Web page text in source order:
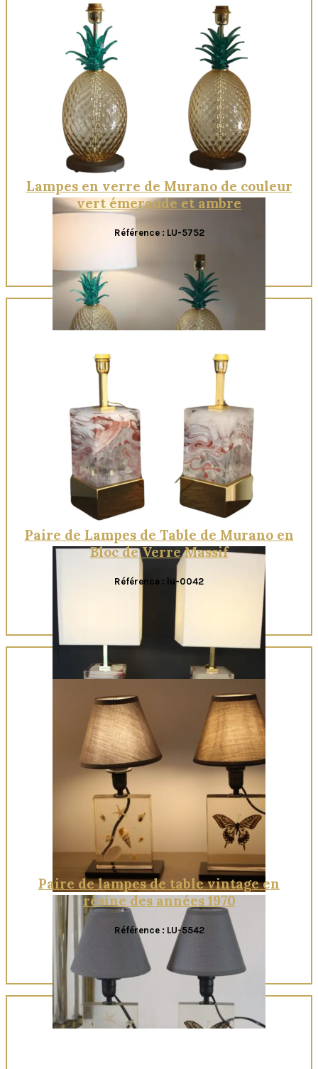
Quick View
Lampes en verre de Murano de couleur
vert émeraude et ambre
Référence : LU-5752
Quick View
Paire de Lampes de Table de Murano en
Bloc de Verre Massif
Référence : lu-0042
Paire de lampes de table vintage en
résine des années 1970
Référence : LU-5542